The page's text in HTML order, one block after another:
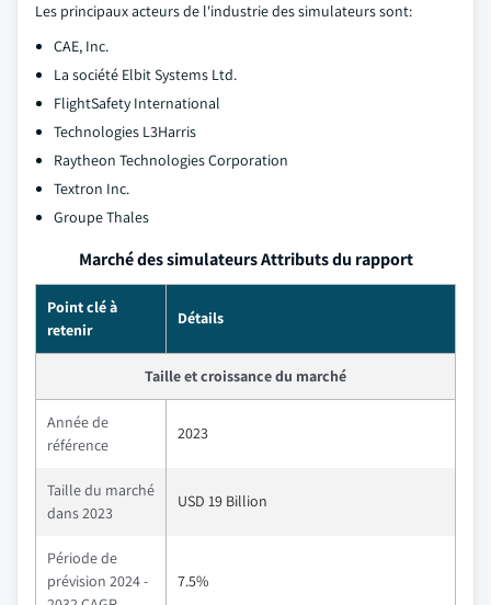
Les principaux acteurs de l'industrie des simulateurs sont:
CAE, Inc.
La société Elbit Systems Ltd.
FlightSafety International
Technologies L3Harris
Raytheon Technologies Corporation
Textron Inc.
Groupe Thales
Marché des simulateurs Attributs du rapport
Point clé à
retenir
Détails
Taille et croissance du marché
Année de
référence
2023
Taille du marché
dans 2023
USD 19 Billion
Période de
prévision 2024 -
7.5%